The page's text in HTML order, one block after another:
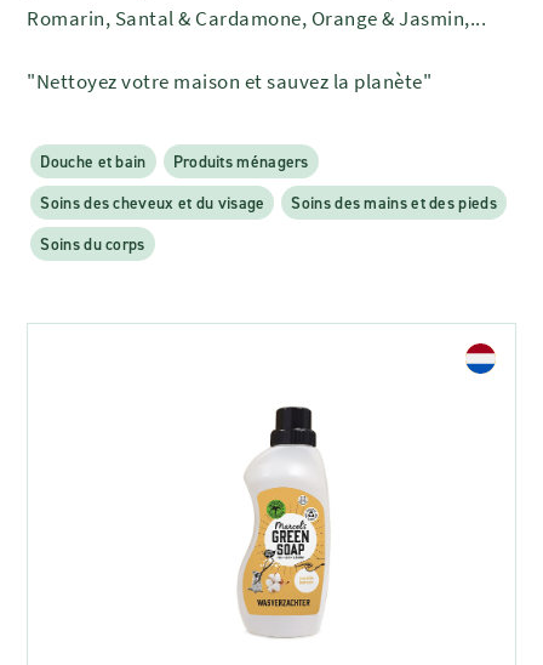
Romarin, Santal & Cardamone, Orange & Jasmin,...
"Nettoyez votre maison et sauvez la planète"
Douche et bain
Produits ménagers
Soins des cheveux et du visage
Soins des mains et des pieds
Soins du corps